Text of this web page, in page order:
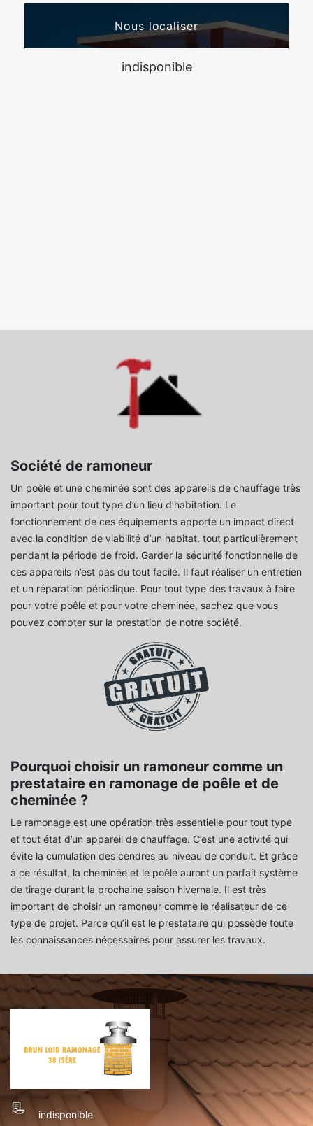
Nous localiser
indisponible
Société de ramoneur
Un poêle et une cheminée sont des appareils de chauffage très
important pour tout type d’un lieu d’habitation. Le
fonctionnement de ces équipements apporte un impact direct
avec la condition de viabilité d’un habitat, tout particulièrement
pendant la période de froid. Garder la sécurité fonctionnelle de
ces appareils n’est pas du tout facile. Il faut réaliser un entretien
et un réparation périodique. Pour tout type des travaux à faire
pour votre poêle et pour votre cheminée, sachez que vous
pouvez compter sur la prestation de notre société.
Pourquoi choisir un ramoneur comme un
prestataire en ramonage de poêle et de
cheminée ?
Le ramonage est une opération très essentielle pour tout type
et tout état d’un appareil de chauffage. C’est une activité qui
évite la cumulation des cendres au niveau de conduit. Et grâce
à ce résultat, la cheminée et le poêle auront un parfait système
de tirage durant la prochaine saison hivernale. Il est très
important de choisir un ramoneur comme le réalisateur de ce
type de projet. Parce qu’il est le prestataire qui possède toute
les connaissances nécessaires pour assurer les travaux.
indisponible